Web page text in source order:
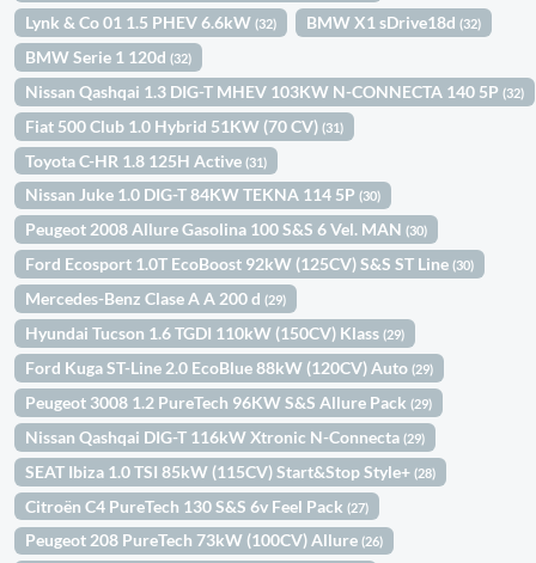
Lynk & Co 01 1.5 PHEV 6.6kW(32) BMW X1 sDrive18d(32)
BMW Serie 1 120d(32)
Nissan Qashqai 1.3 DIG-T MHEV 103KW N-CONNECTA 140 5P(32)
Fiat 500 Club 1.0 Hybrid 51KW (70 CV)(31)
Toyota C-HR 1.8 125H Active(31)
Nissan Juke 1.0 DIG-T 84KW TEKNA 114 5P(30)
Peugeot 2008 Allure Gasolina 100 S&S 6 Vel. MAN(30)
Ford Ecosport 1.0T EcoBoost 92kW (125CV) S&S ST Line(30)
Mercedes-Benz Clase A A 200 d(29)
Hyundai Tucson 1.6 TGDI 110kW (150CV) Klass(29)
Ford Kuga ST-Line 2.0 EcoBlue 88kW (120CV) Auto(29)
Peugeot 3008 1.2 PureTech 96KW S&S Allure Pack(29)
Nissan Qashqai DIG-T 116kW Xtronic N-Connecta(29)
SEAT Ibiza 1.0 TSI 85kW (115CV) Start&Stop Style+(28)
Citroën C4 PureTech 130 S&S 6v Feel Pack(27)
Peugeot 208 PureTech 73kW (100CV) Allure(26)